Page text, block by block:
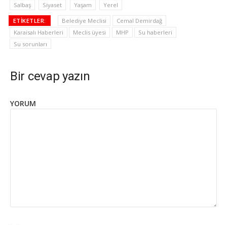
Salbaş
Siyaset Yaşam Yerel
ETIKETLER: Belediye Meclisi
Cemal Demirdağ
Karaisalı Haberleri
Meclis üyesi MHP
Su haberleri
Su sorunları
Bir cevap yazın
YORUM